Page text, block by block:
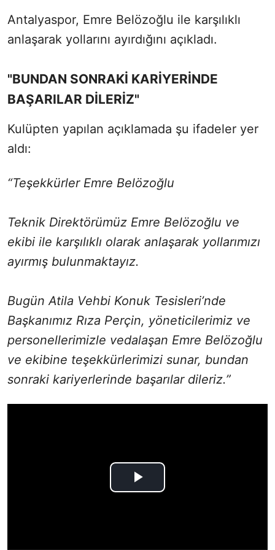
Antalyaspor, Emre Belözoğlu ile karşılıklı
anlaşarak yollarını ayırdığını açıkladı.
"BUNDAN SONRAKİ KARİYERİNDE
BAŞARILAR DİLERİZ"
Kulüpten yapılan açıklamada şu ifadeler yer
aldı:
“Teşekkürler Emre Belözoğlu
Teknik Direktörümüz Emre Belözoğlu ve
ekibi ile karşılıklı olarak anlaşarak yollarımızı
ayırmış bulunmaktayız.
Bugün Atila Vehbi Konuk Tesisleri’nde
Başkanımız Rıza Perçin, yöneticilerimiz ve
personellerimizle vedalaşan Emre Belözoğlu
ve ekibine teşekkürlerimizi sunar, bundan
sonraki kariyerlerinde başarılar dileriz.”